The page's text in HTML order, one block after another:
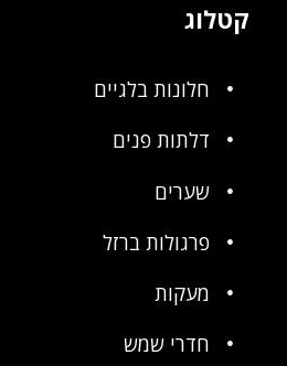
קטלוג
חלונות בלגיים
דלתות פנים
שערים
פרגולות ברזל
מעקות
חדרי שמש